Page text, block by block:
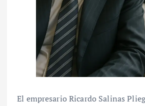
El empresario Ricardo Salinas